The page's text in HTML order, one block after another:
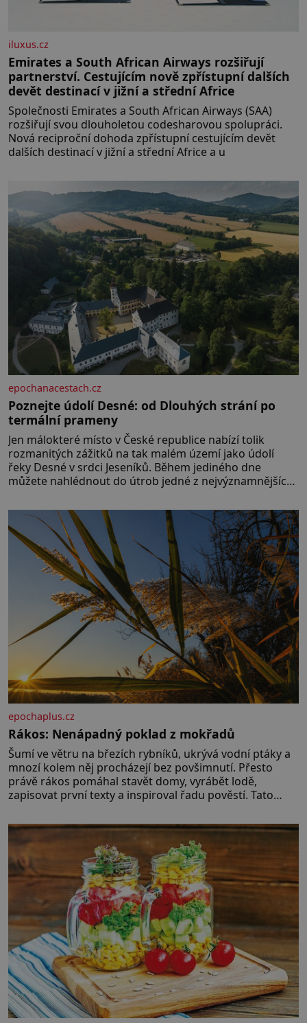
iluxus.cz
Emirates a South African Airways rozšiřují
partnerství. Cestujícím nově zpřístupní dalších
devět destinací v jižní a střední Africe
Společnosti Emirates a South African Airways (SAA)
rozšiřují svou dlouholetou codesharovou spolupráci.
Nová reciproční dohoda zpřístupní cestujícím devět
dalších destinací v jižní a střední Africe a u
epochanacestach.cz
Poznejte údolí Desné: od Dlouhých strání po
termální prameny
Jen málokteré místo v České republice nabízí tolik
rozmanitých zážitků na tak malém území jako údolí
řeky Desné v srdci Jeseníků. Během jediného dne
můžete nahlédnout do útrob jedné z nejvýznamnějších
hřebeny, projet se na koloběžce a den zakončit
poznáváním památek ve Velkých Losinách nebo v
termálním
epochaplus.cz
Rákos: Nenápadný poklad z mokřadů
Šumí ve větru na březích rybníků, ukrývá vodní ptáky a
mnozí kolem něj procházejí bez povšimnutí. Přesto
právě rákos pomáhal stavět domy, vyrábět lodě,
zapisovat první texty a inspiroval řadu pověstí. Tato
let. Většina lidí vnímá rákos jen jako obyčejnou kulisu
letního koupání. Stačí se však podívat